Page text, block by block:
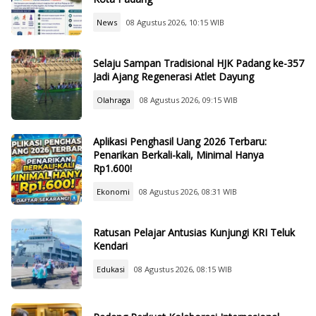
News 08 Agustus 2026, 10:15 WIB
Selaju Sampan Tradisional HJK Padang ke-357
Jadi Ajang Regenerasi Atlet Dayung
Olahraga 08 Agustus 2026, 09:15 WIB
Aplikasi Penghasil Uang 2026 Terbaru:
Penarikan Berkali-kali, Minimal Hanya
Rp1.600!
Ekonomi 08 Agustus 2026, 08:31 WIB
Ratusan Pelajar Antusias Kunjungi KRI Teluk
Kendari
Edukasi 08 Agustus 2026, 08:15 WIB